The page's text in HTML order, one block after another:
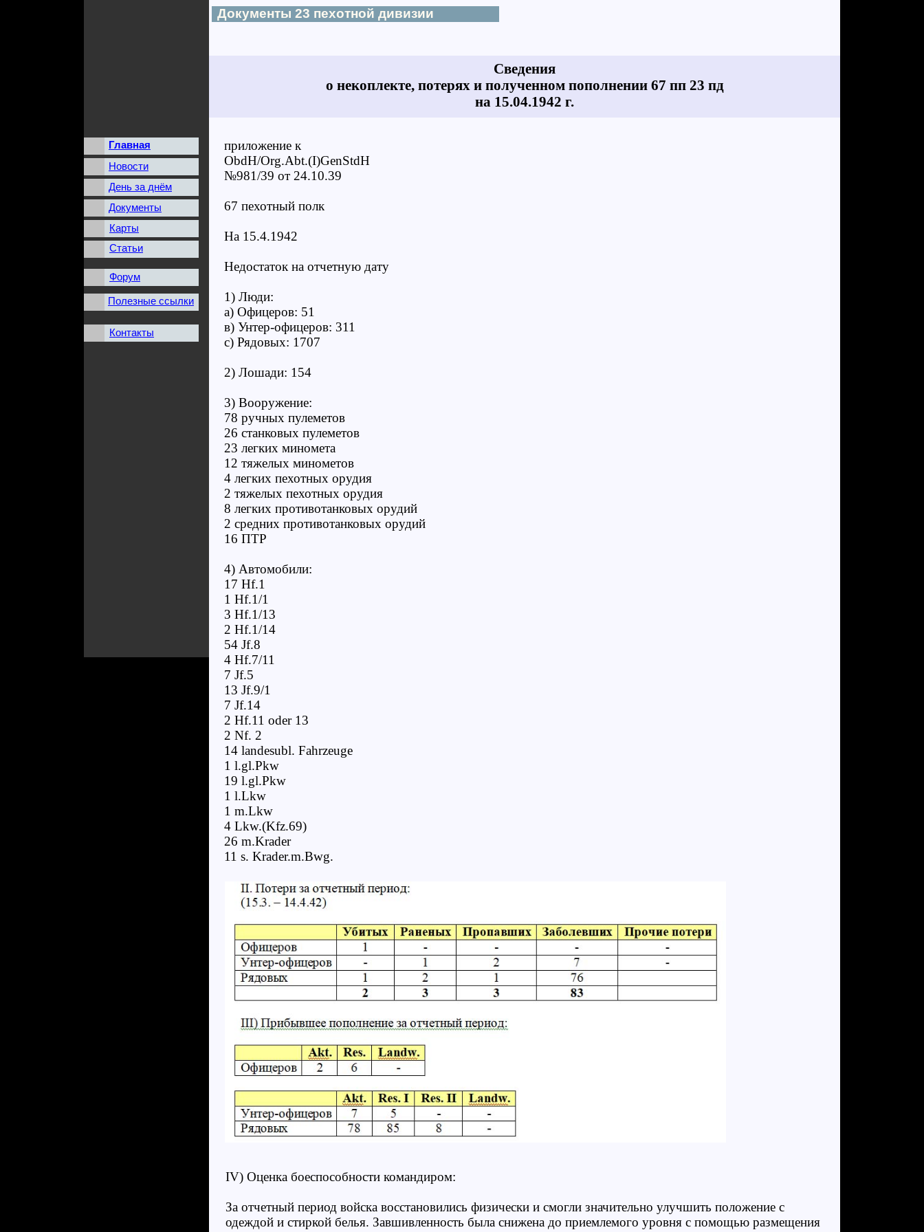
Главная
Новости
День за днём
Документы
Карты
Статьи
Форум
Полезные ссылки
Контакты
Документы 23 пехотной дивизии
Сведения
о некоплекте, потерях и полученном пополнении 67 пп 23 пд
на 15.04.1942 г.
приложение к
ObdH/Org.Abt.(I)GenStdH
№981/39 от 24.10.39
67 пехотный полк
На 15.4.1942
Недостаток на отчетную дату
1) Люди:
а) Офицеров: 51
в) Унтер-офицеров: 311
с) Рядовых: 1707
2) Лошади: 154
3) Вооружение:
78 ручных пулеметов
26 станковых пулеметов
23 легких миномета
12 тяжелых минометов
4 легких пехотных орудия
2 тяжелых пехотных орудия
8 легких противотанковых орудий
2 средних противотанковых орудий
16 ПТР
4) Автомобили:
17 Hf.1
1 Hf.1/1
3 Hf.1/13
2 Hf.1/14
54 Jf.8
4 Hf.7/11
7 Jf.5
13 Jf.9/1
7 Jf.14
2 Hf.11 oder 13
2 Nf. 2
14 landesubl. Fahrzeuge
1 l.gl.Pkw
19 l.gl.Pkw
1 l.Lkw
1 m.Lkw
4 Lkw.(Kfz.69)
26 m.Krader
11 s. Krader.m.Bwg.
IV) Оценка боеспособности командиром:
За отчетный период войска восстановились физически и смогли значительно улучшить положение с
одеждой и стиркой белья. Завшивленность была снижена до приемлемого уровня с помощью размещения